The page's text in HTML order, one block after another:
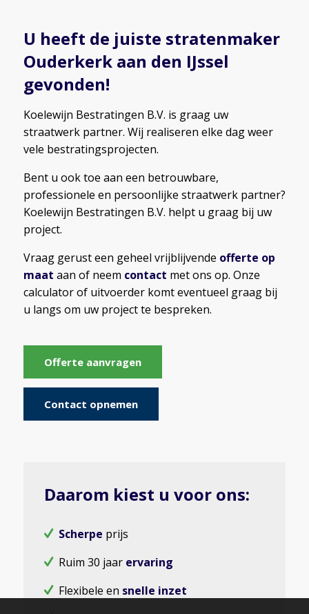
U heeft de juiste stratenmaker
Ouderkerk aan den IJssel
gevonden!
Koelewijn Bestratingen B.V. is graag uw
straatwerk partner. Wij realiseren elke dag weer
vele bestratingsprojecten.
Bent u ook toe aan een betrouwbare,
professionele en persoonlijke straatwerk partner?
Koelewijn Bestratingen B.V. helpt u graag bij uw
project.
Vraag gerust een geheel vrijblijvende offerte op
maat aan of neem contact met ons op. Onze
calculator of uitvoerder komt eventueel graag bij
u langs om uw project te bespreken.
Offerte aanvragen
Contact opnemen
Daarom kiest u voor ons:
Scherpe prijs
Ruim 30 jaar ervaring
Flexibele en snelle inzet